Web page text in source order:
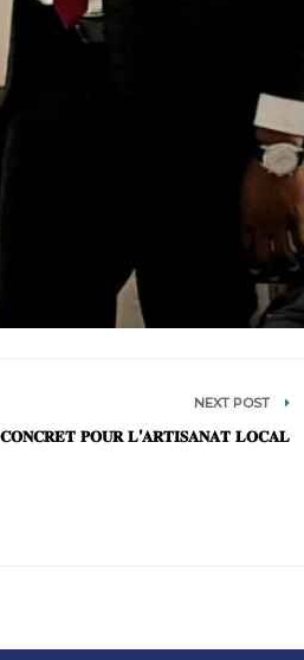
NEXT POST
𝐏𝐎𝐔𝐑 𝐋’𝐀𝐑𝐓𝐈𝐒𝐀𝐍𝐀𝐓 𝐋𝐎𝐂𝐀𝐋